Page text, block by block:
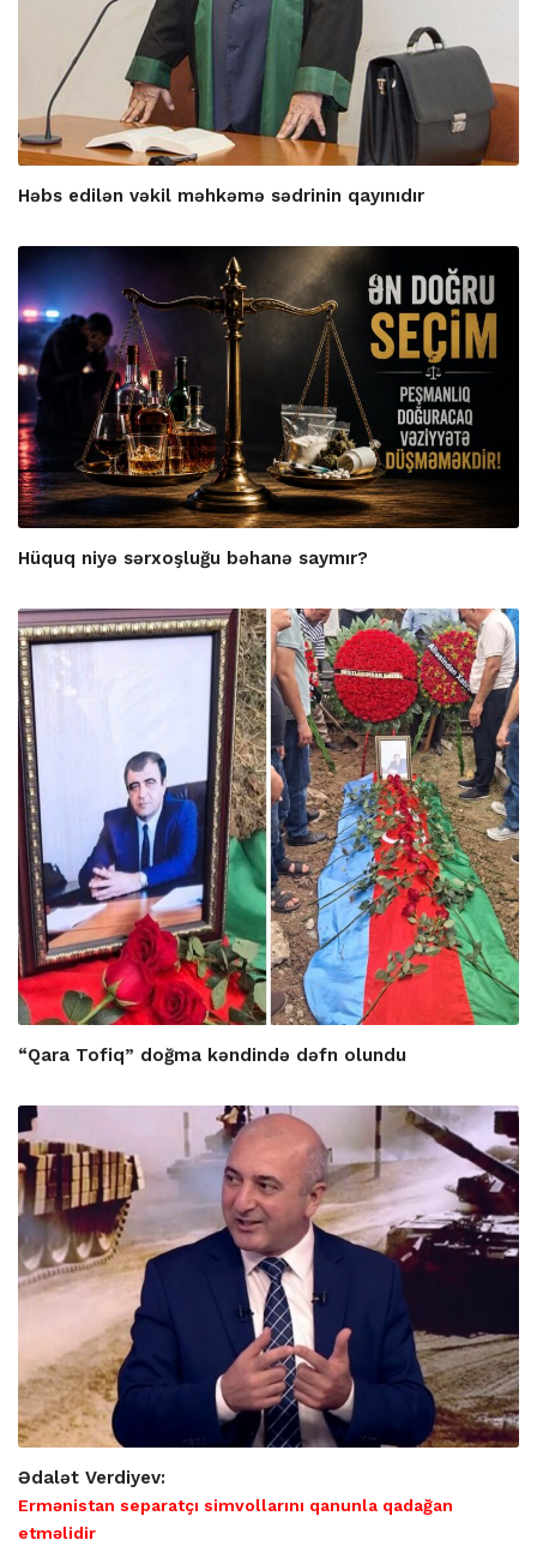
Həbs edilən vəkil məhkəmə sədrinin qayınıdır
Hüquq niyə sərxoşluğu bəhanə saymır?
“Qara Tofiq” doğma kəndində dəfn olundu
Ədalət Verdiyev:
Ermənistan separatçı simvollarını qanunla qadağan
etməlidir